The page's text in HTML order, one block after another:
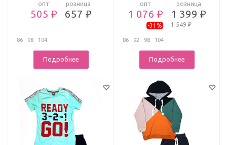
опт
505 ₽
розница
657 ₽
86 98 104
Подробнее
опт
1 076 ₽
-31%
розница
1 399 ₽
1 549 ₽
86 92 98 104
Подробнее